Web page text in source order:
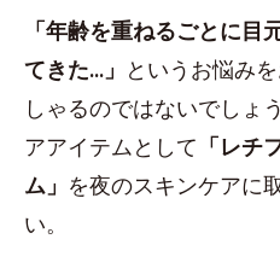
「年齢を重ねるごとに目
てきた...」 というお悩み
しゃるのではないでしょ
アアイテムとして 「レチ
ム」 を夜のスキンケアに
い。